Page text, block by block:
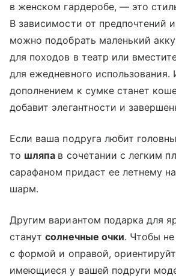
в женском гардеробе, — это
В зависимости от предпочтений
можно подобрать маленький
для походов в театр или
для ежедневного
дополнением к сумке станет
добавит элегантности и
Если ваша подруга любит
то шляпа в сочетании с легким
сарафаном придаст ее летнему
шарм.
Другим вариантом подарка для
станутсолнечные очки. Чтобы не
с формой и оправой,
имеющиеся у вашей подруги